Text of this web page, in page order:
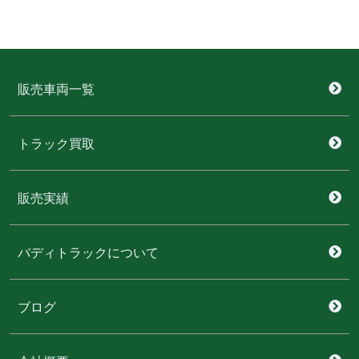
販売車両一覧
トラック買取
販売実績
バディトラックについて
ブログ